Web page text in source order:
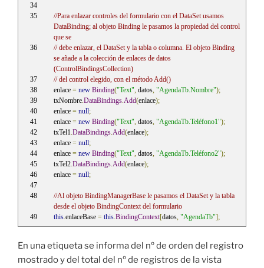
//Para enlazar controles del formulario con el DataSet usamos
DataBinding; al objeto Binding le pasamos la propiedad del control
que se
// debe enlazar, el DataSet y la tabla o columna. El objeto Binding
se añade a la colección de enlaces de datos
(ControlBindingsCollection)
// del control elegido, con el método Add()
enlace = new Binding("Text", datos, "AgendaTb.Nombre");
txNombre.DataBindings.Add(enlace);
enlace = null;
enlace = new Binding("Text", datos, "AgendaTb.Teléfono1");
txTel1.DataBindings.Add(enlace);
enlace = null;
enlace = new Binding("Text", datos, "AgendaTb.Teléfono2");
txTel2.DataBindings.Add(enlace);
enlace = null;
//Al objeto BindingManagerBase le pasamos el DataSet y la tabla
desde el objeto BindingContext del formulario
this.enlaceBase = this.BindingContext[datos, "AgendaTb"];
En una etiqueta se informa del nº de orden del registro
mostrado y del total del nº de registros de la vista